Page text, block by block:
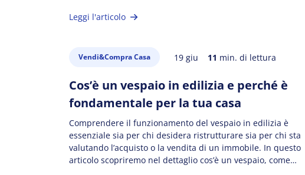
con dati alla mano, perché […]
Leggi l'articolo
Vendi&Compra Casa 19 giu 11 min. di lettura
Cos’è un vespaio in edilizia e perché è
fondamentale per la tua casa
Comprendere il funzionamento del vespaio in edilizia è
essenziale sia per chi desidera ristrutturare sia per chi sta
valutando l’acquisto o la vendita di un immobile. In questo
articolo scopriremo nel dettaglio cos’è un vespaio, come